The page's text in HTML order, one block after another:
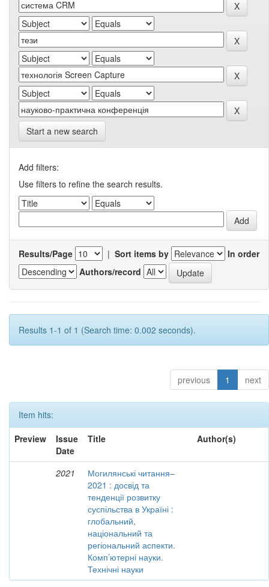
Start a new search
Add filters:
Use filters to refine the search results.
Results/Page | Sort items by
In order
Authors/record
Results 1-1 of 1 (Search time: 0.002 seconds).
previous 1 next
Item hits:
Preview
Issue
Date
Title Author(s)
2021
Могилянські читання–
2021 : досвід та
тенденції розвитку
суспільства в Україні :
глобальний,
національний та
регіональний аспекти.
Комп’ютерні науки.
Технічні науки